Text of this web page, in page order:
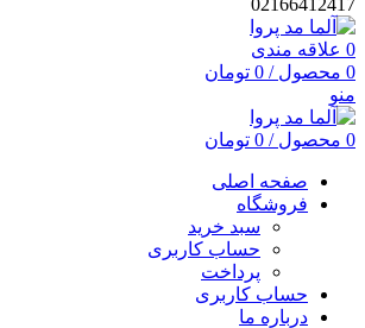
0 علاقه مندی
0 محصول /
0 تومان
منو
0 محصول /
0 تومان
صفحه اصلی
فروشگاه
سبد خرید
حساب کاربری
پرداخت
حساب کاربری
درباره ما